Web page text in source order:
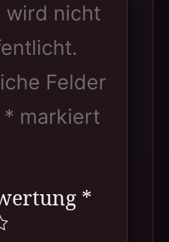
wird nicht
Felder
* markiert
*